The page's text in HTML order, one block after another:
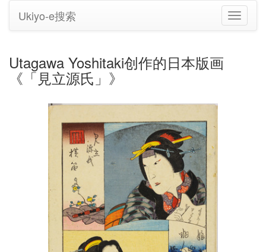
切
换
Ukiyo-e搜索
Utagawa Yoshitaki创作的日本版画
《「見立源氏」》